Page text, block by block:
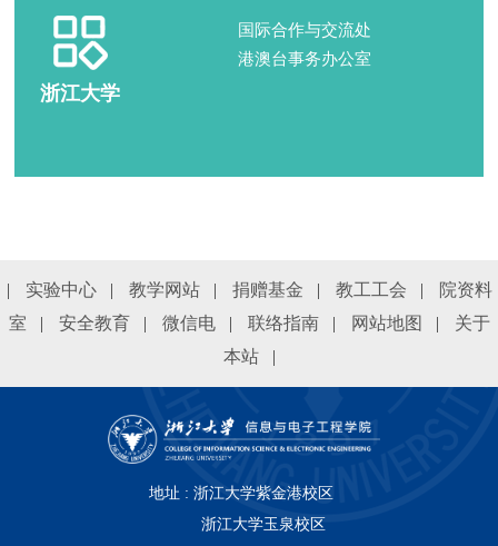
浙江大学
国际合作与交流处
港澳台事务办公室
| 实验中心 | 教学网站 | 捐赠基金 | 教工工会 |
院资料
室
| 安全教育 | 微信电 | 联络指南 | 网站地图 |
关于
本站
|
地址 : 浙江大学紫金港校区
浙江大学玉泉校区